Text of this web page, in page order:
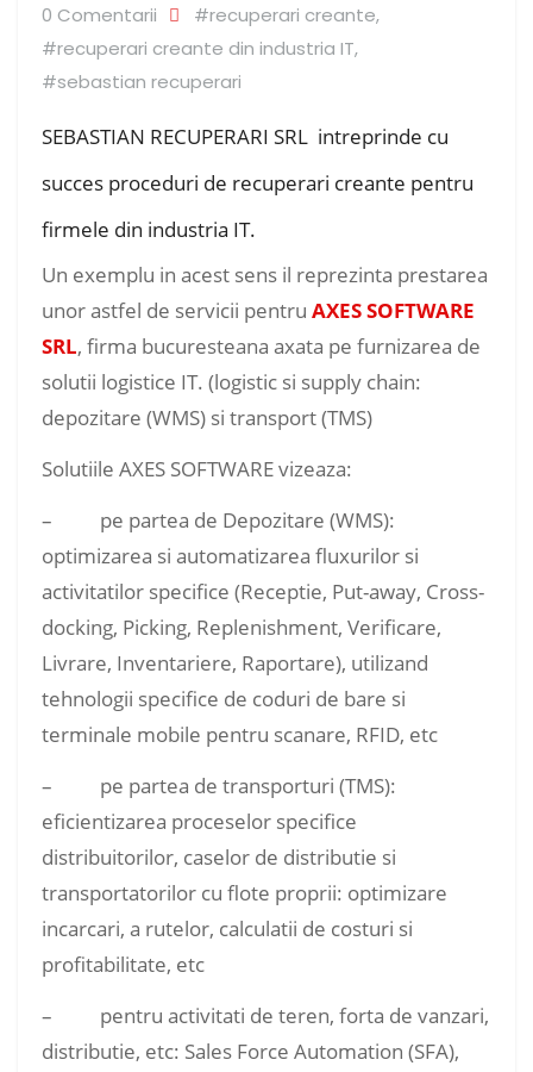
0 Comentarii
#recuperari creante,
#recuperari creante din industria IT,
#sebastian recuperari
SEBASTIAN RECUPERARI SRL intreprinde cu
succes proceduri de recuperari creante pentru
firmele din industria IT.
Un exemplu in acest sens il reprezinta prestarea
unor astfel de servicii pentru AXES SOFTWARE
SRL, firma bucuresteana axata pe furnizarea de
solutii logistice IT. (logistic si supply chain:
depozitare (WMS) si transport (TMS)
Solutiile AXES SOFTWARE vizeaza:
– pe partea de Depozitare (WMS):
optimizarea si automatizarea fluxurilor si
activitatilor specifice (Receptie, Put-away, Cross-
docking, Picking, Replenishment, Verificare,
Livrare, Inventariere, Raportare), utilizand
tehnologii specifice de coduri de bare si
terminale mobile pentru scanare, RFID, etc
– pe partea de transporturi (TMS):
eficientizarea proceselor specifice
distribuitorilor, caselor de distributie si
transportatorilor cu flote proprii: optimizare
incarcari, a rutelor, calculatii de costuri si
profitabilitate, etc
– pentru activitati de teren, forta de vanzari,
distributie, etc: Sales Force Automation (SFA),